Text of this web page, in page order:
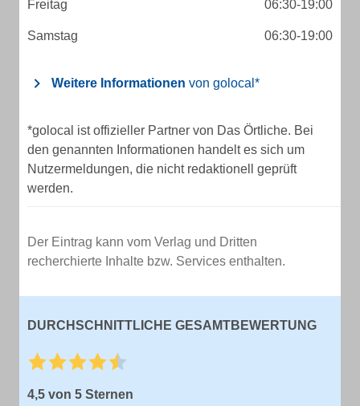
Freitag 06:30-19:00
Samstag 06:30-19:00
Weitere Informationen von golocal*
*golocal ist offizieller Partner von Das Örtliche. Bei
den genannten Informationen handelt es sich um
Nutzermeldungen, die nicht redaktionell geprüft
werden.
Der Eintrag kann vom Verlag und Dritten
recherchierte Inhalte bzw. Services enthalten.
DURCHSCHNITTLICHE GESAMTBEWERTUNG
4,5 von 5 Sternen